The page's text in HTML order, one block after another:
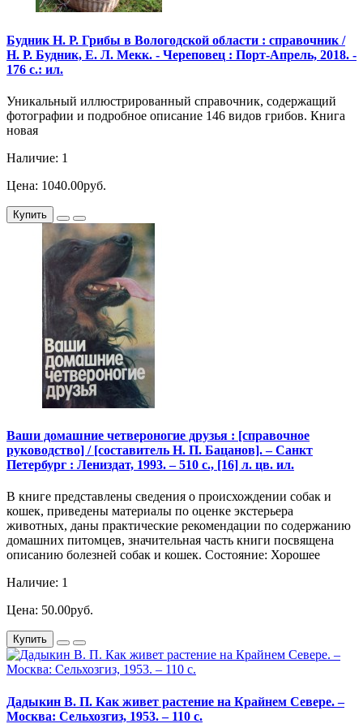
Будник Н. Р. Грибы в Вологодской области : справочник /
Н. Р. Будник, Е. Л. Мекк. - Череповец : Порт-Апрель, 2018. -
176 с.: ил.
Уникальный иллюстрированный справочник, содержащий
фотографии и подробное описание 146 видов грибов. Книга
новая
Наличие: 1
Цена: 1040.00руб.
Купить
Ваши домашние четвероногие друзья : [справочное
руководство] / [составитель Н. П. Бацанов]. – Санкт
Петербург : Лениздат, 1993. – 510 с., [16] л. цв. ил.
В книге представлены сведения о происхождении собак и
кошек, приведены материалы по оценке экстерьера
животных, даны практические рекомендации по содержанию
домашних питомцев, значительная часть книги посвящена
описанию болезней собак и кошек. Состояние: Хорошее
Наличие: 1
Цена: 50.00руб.
Купить
Дадыкин В. П. Как живет растение на Крайнем Севере. –
Москва: Сельхозгиз, 1953. – 110 с.